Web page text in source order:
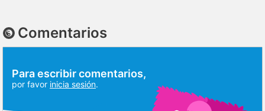
Comentarios
Para escribir comentarios,
por favor inicia sesión.